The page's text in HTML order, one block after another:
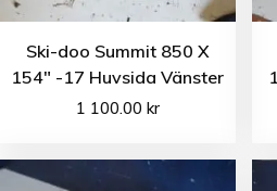
Ski-doo Summit 850 X
154″ -17 Huvsida Vänster
1 100.00 kr